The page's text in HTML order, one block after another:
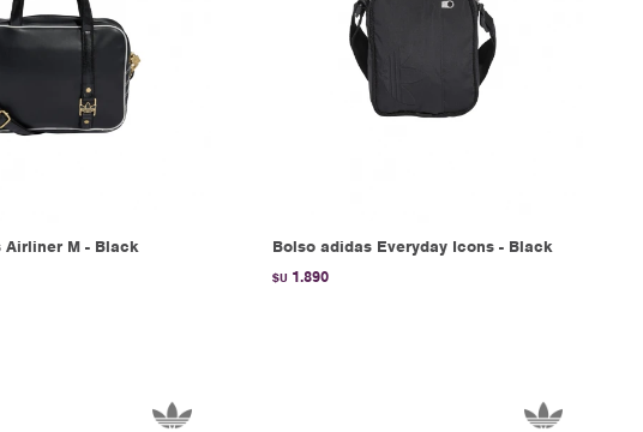
Airliner M - Black Bolso adidas Everyday Icons - Black
$U 1.890